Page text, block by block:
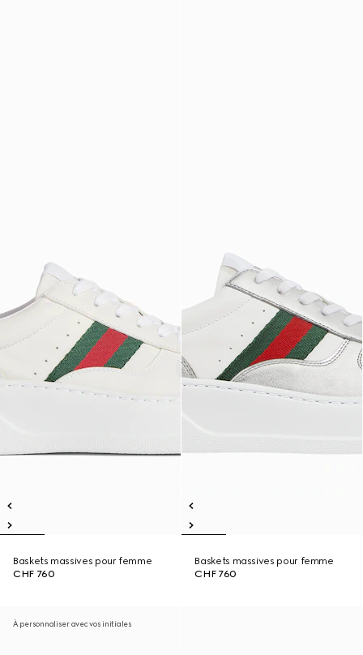
Baskets massives pour femme
CHF 760
Baskets massives pour femme
CHF 760
À personnaliser avec vos initiales